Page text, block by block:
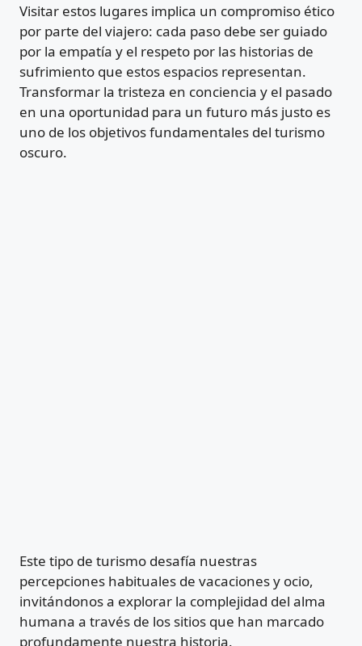
Visitar estos lugares implica un compromiso ético
por parte del viajero: cada paso debe ser guiado
por la empatía y el respeto por las historias de
sufrimiento que estos espacios representan.
Transformar la tristeza en conciencia y el pasado
en una oportunidad para un futuro más justo es
uno de los objetivos fundamentales del turismo
oscuro.
Este tipo de turismo desafía nuestras
percepciones habituales de vacaciones y ocio,
invitándonos a explorar la complejidad del alma
humana a través de los sitios que han marcado
profundamente nuestra historia.